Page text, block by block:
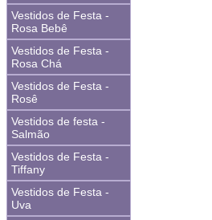
Vestidos de Festa -
Rosa Bebê
Vestidos de Festa -
Rosa Chá
Vestidos de Festa -
Rosê
Vestidos de festa -
Salmão
Vestidos de Festa -
Tiffany
Vestidos de Festa -
Uva